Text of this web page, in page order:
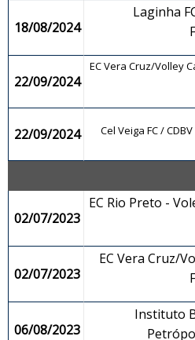
18/08/2024
Laginha
22/09/2024
EC Vera Cruz/Volley
22/09/2024 Cel Veiga FC /
02/07/2023
EC Rio Preto -
02/07/2023
EC Vera Cruz/
06/08/2023
Instituto